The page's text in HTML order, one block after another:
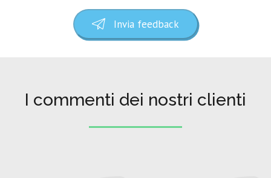
Invia feedback
I commenti dei nostri clienti